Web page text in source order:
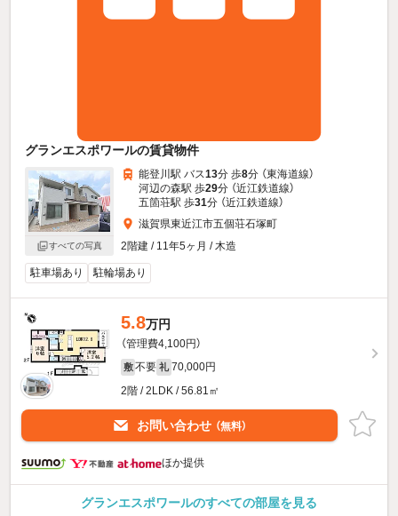
グランエスポワールの賃貸物件
すべての写真
能登川駅 バス13分 歩8分 （東海道線）
河辺の森駅 歩29分 （近江鉄道線）
五箇荘駅 歩31分 （近江鉄道線）
滋賀県東近江市五個荘石塚町
2階建 / 11年5ヶ月 / 木造
駐車場あり 駐輪場あり
5.8万円
（管理費4,100円）
敷 不要 礼 70,000円
2階 / 2LDK / 56.81㎡
お問い合わせ （無料）
ほか提供
グランエスポワールのすべての部屋を見る